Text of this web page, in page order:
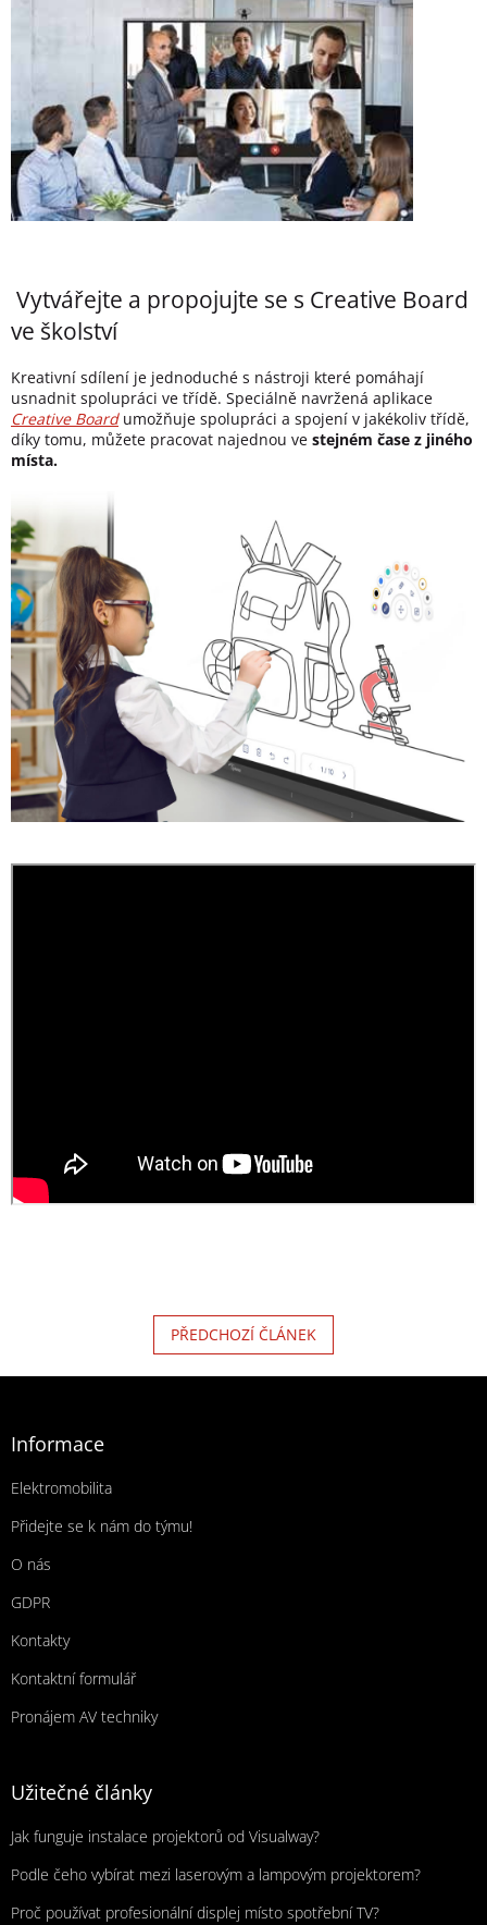
Vytvářejte a propojujte se s Creative Board
ve školství
Kreativní sdílení je jednoduché s nástroji které pomáhají
usnadnit spolupráci ve třídě. Speciálně navržená aplikace
Creative Boardumožňuje spolupráci a spojení v jakékoliv třídě,
díky tomu, můžete pracovat najednou ve stejném čase z jiného
místa.
PŘEDCHOZÍ ČLÁNEK
Informace
Elektromobilita
Přidejte se k nám do týmu!
O nás
GDPR
Kontakty
Kontaktní formulář
Pronájem AV techniky
Užitečné články
Jak funguje instalace projektorů od Visualway?
Podle čeho vybírat mezi laserovým a lampovým projektorem?
Proč používat profesionální displej místo spotřební TV?